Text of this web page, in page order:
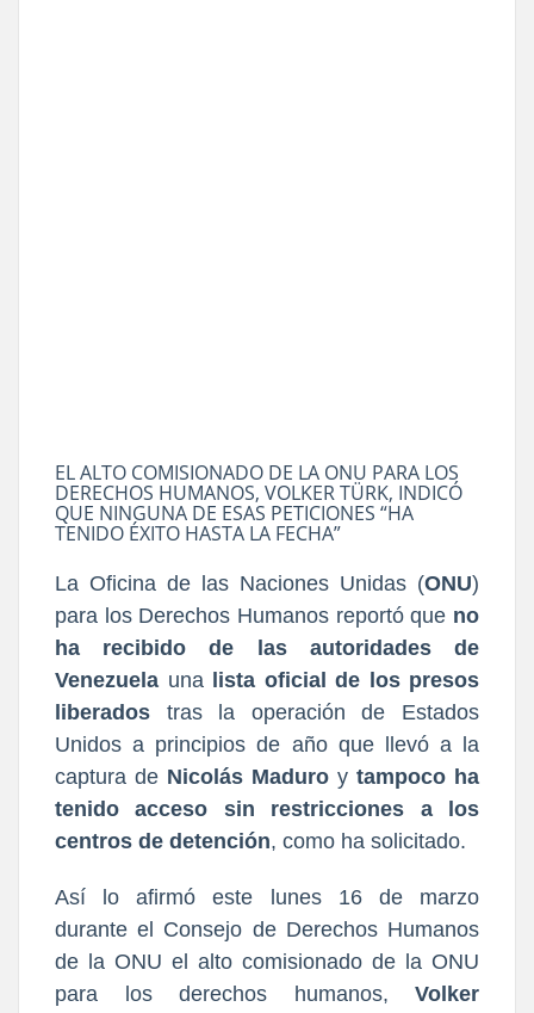
EL ALTO COMISIONADO DE LA ONU PARA LOS
DERECHOS HUMANOS, VOLKER TÜRK, INDICÓ
QUE NINGUNA DE ESAS PETICIONES “HA
TENIDO ÉXITO HASTA LA FECHA”
La Oficina de las Naciones Unidas (ONU)
para los Derechos Humanos reportó que no
ha recibido de las autoridades de
Venezuela una
lista oficial de los presos
liberados
tras la operación de Estados
Unidos a principios de año que llevó a la
captura de Nicolás Maduro y tampoco ha
tenido acceso sin restricciones a los
centros de detención, como ha solicitado.
Así lo afirmó este lunes 16 de marzo
durante el Consejo de Derechos Humanos
de la ONU el alto comisionado de la ONU
para los derechos humanos,
Volker